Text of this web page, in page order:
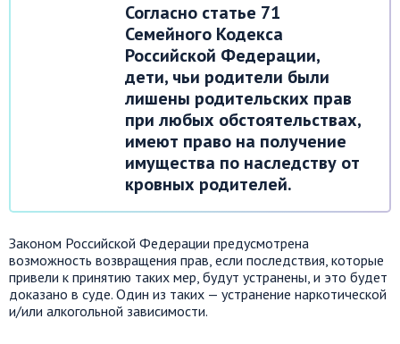
Согласно статье 71
Семейного Кодекса
Российской Федерации,
дети, чьи родители были
лишены родительских прав
при любых обстоятельствах,
имеют право на получение
имущества по наследству от
кровных родителей.
Законом Российской Федерации предусмотрена
возможность возвращения прав, если последствия, которые
привели к принятию таких мер, будут устранены, и это будет
доказано в суде. Один из таких — устранение наркотической
и/или алкогольной зависимости.